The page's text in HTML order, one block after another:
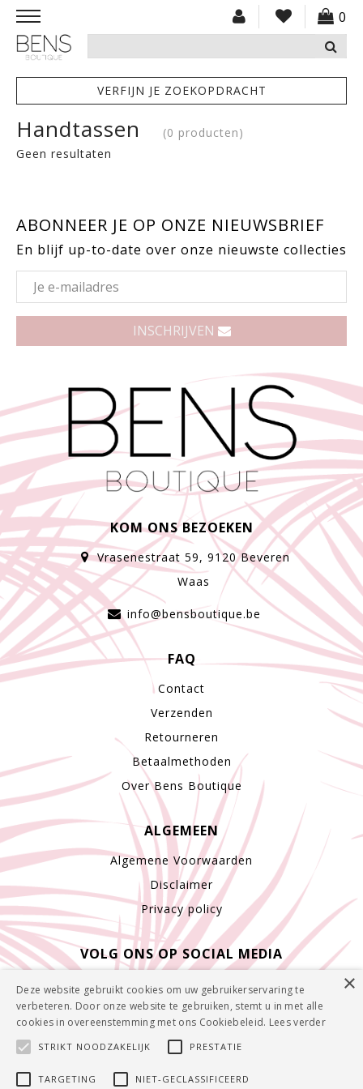
0
NIEUW
SCHOENEN
CADEAUBON
VERFIJN JE ZOEKOPDRACHT
Handtassen
(0 producten)
Geen resultaten
ABONNEER JE OP ONZE NIEUWSBRIEF
En blijf up-to-date over onze nieuwste collecties
INSCHRIJVEN
KOM ONS BEZOEKEN
Vrasenestraat 59, 9120 Beveren
Waas
info@bensboutique.be
FAQ
Contact
Verzenden
Retourneren
Betaalmethoden
Over Bens Boutique
ALGEMEEN
Algemene Voorwaarden
Disclaimer
Privacy policy
VOLG ONS OP SOCIAL MEDIA
×
Deze website gebruikt cookies om uw gebruikerservaring te
verbeteren. Door onze website te gebruiken, stemt u in met alle
cookies in overeenstemming met ons Cookiebeleid. Lees verder
STRIKT NOODZAKELIJK PRESTATIE
TARGETING NIET-GECLASSIFICEERD